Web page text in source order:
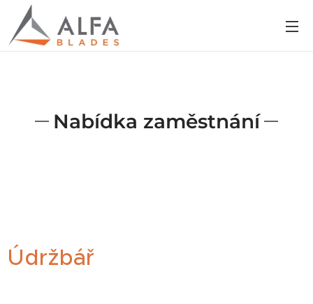
Nabídka zaměstnání
Údržbář